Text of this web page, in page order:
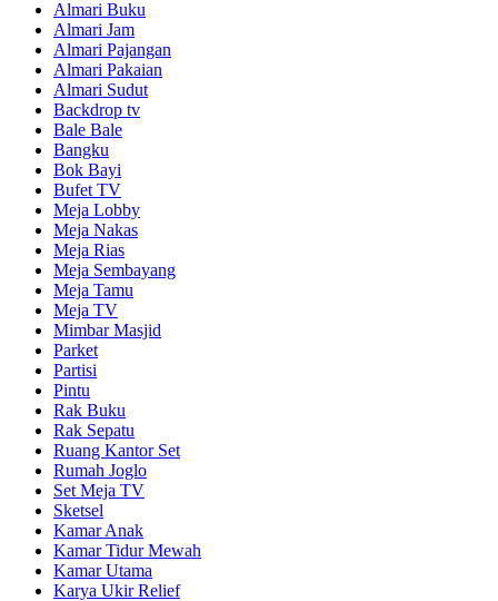
Almari Buku
Almari Jam
Almari Pajangan
Almari Pakaian
Almari Sudut
Backdrop tv
Bale Bale
Bangku
Bok Bayi
Bufet TV
Meja Lobby
Meja Nakas
Meja Rias
Meja Sembayang
Meja Tamu
Meja TV
Mimbar Masjid
Parket
Partisi
Pintu
Rak Buku
Rak Sepatu
Ruang Kantor Set
Rumah Joglo
Set Meja TV
Sketsel
Kamar Anak
Kamar Tidur Mewah
Kamar Utama
Karya Ukir Relief